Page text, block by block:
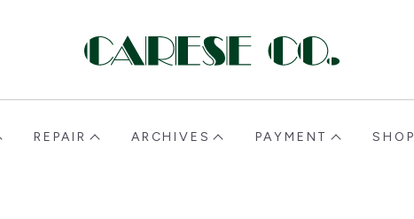
REPAIR ARCHIVES PAYMENT SHOP